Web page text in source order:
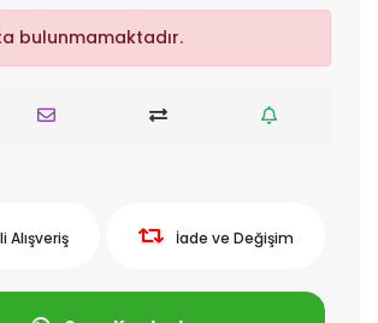
bulunmamaktadır.
Alışveriş İade ve Değişim